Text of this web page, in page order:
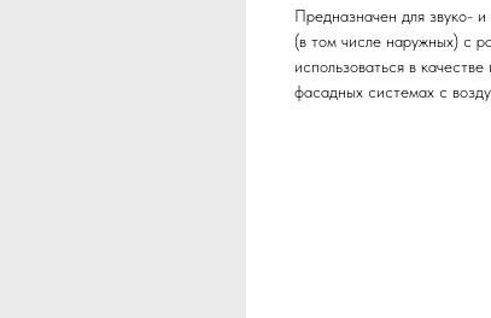
Предназначен для звуко-
(в том числе наружных) с
использоваться в
фасадных системах с